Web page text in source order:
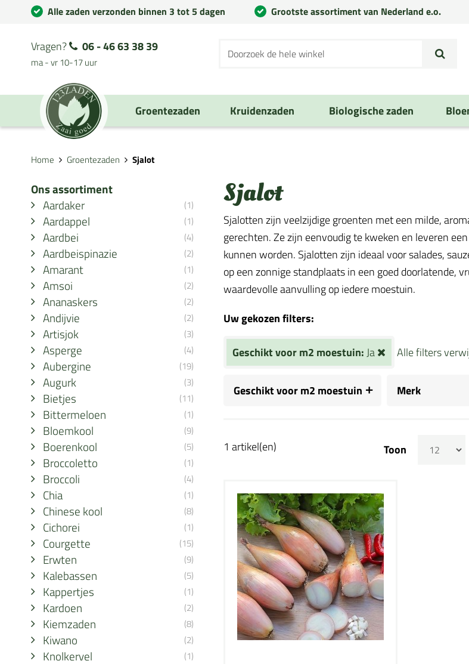
Alle zaden verzonden binnen 3 tot 5 dagen Grootste assortiment van Nederland e.o.
Vragen? 06 - 46 63 38 39
ma - vr 10-17 uur
Groentezaden Kruidenzaden Biologische zaden
Home Groentezaden Sjalot
Ons assortiment
Aardaker
(1)
Aardappel (1)
Aardbei (4)
Aardbeispinazie (2)
Amarant (1)
Amsoi (2)
Ananaskers (2)
Andijvie (2)
Artisjok (3)
Asperge (4)
Aubergine (19)
Augurk (3)
Bietjes (11)
Bittermeloen (1)
Bloemkool (9)
Boerenkool (5)
Broccoletto (1)
Broccoli (4)
Chia (1)
Chinese kool (8)
Cichorei (1)
Courgette (15)
Erwten (9)
Kalebassen (5)
Kappertjes (1)
Kardoen (2)
Kiemzaden (8)
Kiwano (2)
Knolkervel (1)
Sjalot
Sjalotten zijn veelzijdige groenten met een milde,
gerechten. Ze zijn eenvoudig te kweken en leveren
kunnen worden. Sjalotten zijn ideaal voor salades,
op een zonnige standplaats in een goed doorlatende,
waardevolle aanvulling op iedere moestuin.
Uw gekozen filters:
Geschikt voor m2 moestuin:Ja Alle filters
Geschikt voor m2 moestuin Merk
1 artikel(en) Toon